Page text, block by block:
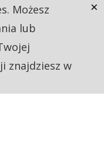
Możesz
lub
znajdziesz w
×